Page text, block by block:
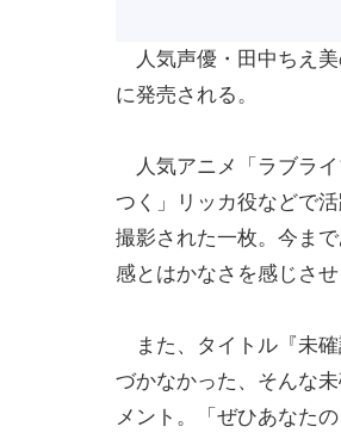
人気声優・田中ちえ美
に発売される。
人気アニメ「ラブライ
つく」リッカ役などで
撮影された一枚。今ま
感とはかなさを感じさせ
また、タイトル『未確
づかなかった、そんな
メント。「ぜひあなた